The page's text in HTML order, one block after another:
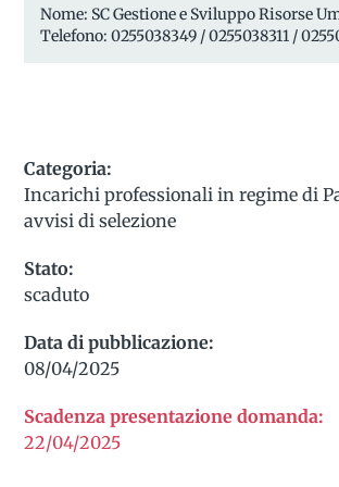
Nome: SC Gestione e Sviluppo Risorse
Telefono: 0255038349 / 0255038311 /
Categoria:
Incarichi professionali in regime di
avvisi di selezione
Stato:
scaduto
Data di pubblicazione:
08/04/2025
Scadenza presentazione domanda:
22/04/2025